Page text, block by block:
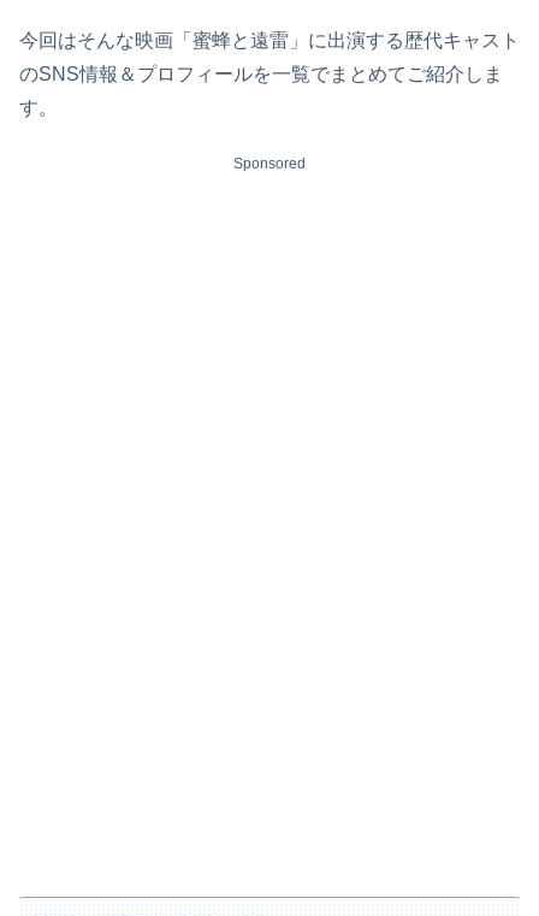
今回はそんな映画「蜜蜂と遠雷」に出演する歴代キャスト
のSNS情報＆プロフィールを一覧でまとめてご紹介しま
す。
Sponsored